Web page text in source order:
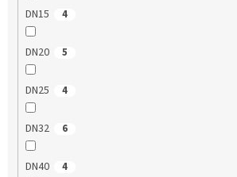
DN15 4
DN20 5
DN25 4
DN32 6
DN40 4